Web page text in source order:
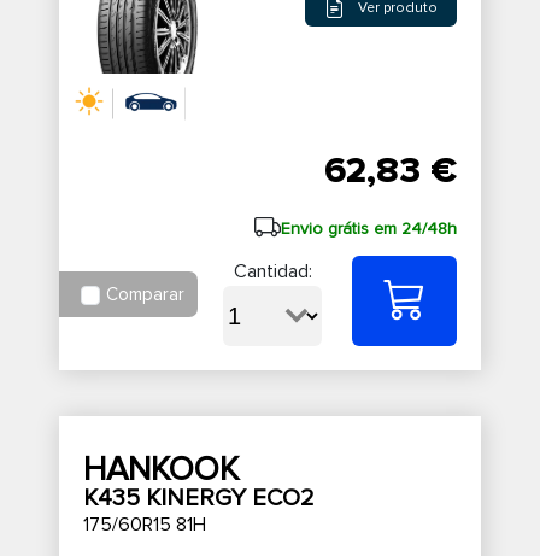
Ver produto
62,83 €
Envio grátis em 24/48h
Comparar
Cantidad:
HANKOOK
K435 KINERGY ECO2
175/60R15 81H